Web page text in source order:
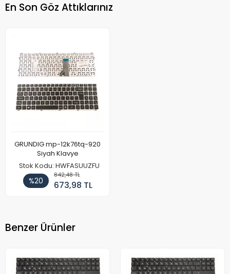
En Son Göz Attıklarınız
GRUNDIG mp-12k76tq-920
Siyah Klavye
Stok Kodu: HWFASUUZFU
%20
842,48 TL
673,98 TL
Benzer Ürünler